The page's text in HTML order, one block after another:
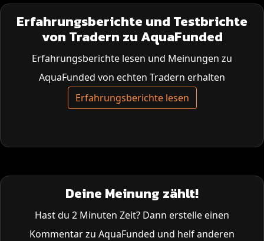
Erfahrungsberichte und Testbrichte
von Tradern zu AquaFunded
Erfahrungsberichte lesen und Meinungen zu
AquaFunded von echten Tradern erhalten
Erfahrungsberichte lesen
Deine Meinung zählt!
Hast du 2 Minuten Zeit? Dann erstelle einen
Kommentar zu AquaFunded und helf anderen